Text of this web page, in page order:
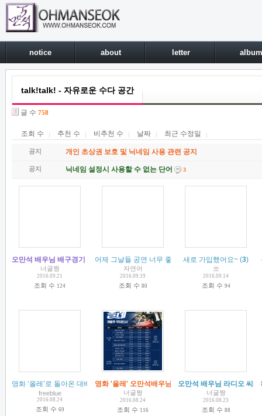
notice about letter album
talk!talk! - 자유로운 수다 공간
글 수 758
조회 수 추천 수 비추천 수 날짜 최근 수정일
공지 개인 초상권 보호 및 닉네임 사용 관련 공지
공지 닉네임 설정시 사용할 수 없는 단어 3
오만석 배우님 배구경기 시구 참여 예정입니다. (1 )
너굴짱
2016.09.21
조회 수 124
어제 그날들 공연 너무 좋았어욥ㅎㅎㅎㅎ (3)
자연어
2016.09.19
조회 수 80
새로 가입했어요~ (3)
쏘
2016.09.14
조회 수 94
영화 ‘올레’로 돌아온 대배우 신하균, 박희순, 오만석 - cosmopolitan 2016. 08. (
freeblue
2016.08.24
조회 수 69
영화 '올레' 오만석배우님 무대인사 일정~!! (1)
너굴짱
2016.08.24
조회 수 116
오만석 배우님 라디오 씨
너굴짱
2016.08.23
조회 수 88